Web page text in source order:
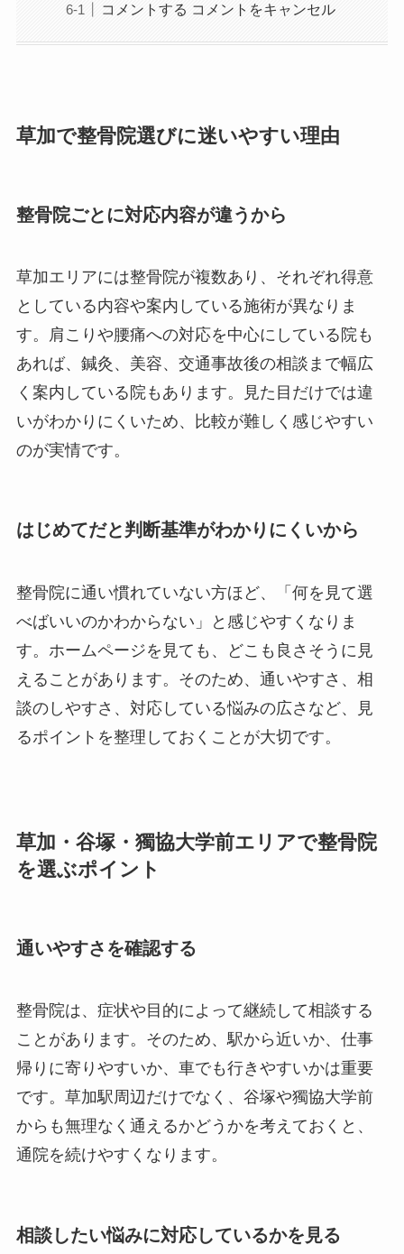
コメントする コメントをキャンセル
草加で整骨院選びに迷いやすい理由
整骨院ごとに対応内容が違うから
草加エリアには整骨院が複数あり、それぞれ得意
としている内容や案内している施術が異なりま
す。肩こりや腰痛への対応を中心にしている院も
あれば、鍼灸、美容、交通事故後の相談まで幅広
く案内している院もあります。見た目だけでは違
いがわかりにくいため、比較が難しく感じやすい
のが実情です。
はじめてだと判断基準がわかりにくいから
整骨院に通い慣れていない方ほど、「何を見て選
べばいいのかわからない」と感じやすくなりま
す。ホームページを見ても、どこも良さそうに見
えることがあります。そのため、通いやすさ、相
談のしやすさ、対応している悩みの広さなど、見
るポイントを整理しておくことが大切です。
草加・谷塚・獨協大学前エリアで整骨院
を選ぶポイント
通いやすさを確認する
整骨院は、症状や目的によって継続して相談する
ことがあります。そのため、駅から近いか、仕事
帰りに寄りやすいか、車でも行きやすいかは重要
です。草加駅周辺だけでなく、谷塚や獨協大学前
からも無理なく通えるかどうかを考えておくと、
通院を続けやすくなります。
相談したい悩みに対応しているかを見る